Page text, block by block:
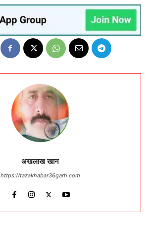
अखलाख खान
https://tazakhabar36garh.com